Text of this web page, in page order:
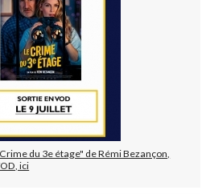
du 3e étage" de Rémi Bezançon,
ici